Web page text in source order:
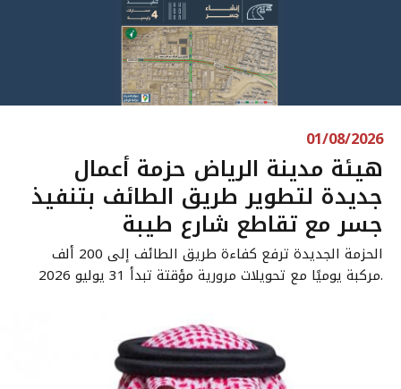
01/08/2026
هيئة مدينة الرياض حزمة أعمال
جديدة لتطوير طريق الطائف بتنفيذ
جسر مع تقاطع شارع طيبة
الحزمة الجديدة ترفع كفاءة طريق الطائف إلى 200 ألف
مركبة يوميًا مع تحويلات مرورية مؤقتة تبدأ 31 يوليو 2026.